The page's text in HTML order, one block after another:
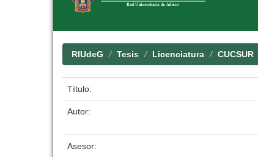
RIUdeG Tesis Licenciatura CUCSUR
Título:
Autor:
Asesor: